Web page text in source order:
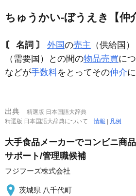
ちゅうかい‐ぼうえき【仲
〘 名詞 〙 外国の売主 （供給国
（需要国）との間の物品売買に
などが手数料をとってその仲介
出典
精選版 日本国語大辞典
精選版 日本国語大辞典について情報 | 凡例
大手食品メーカーでコンビニ商
サポート/管理職候補
フジフーズ株式会社
茨城県 八千代町